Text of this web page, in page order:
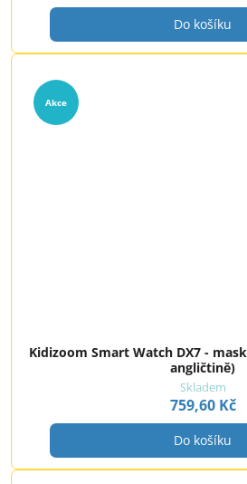
Do košíku
Akce
Kidizoom Smart Watch DX7 -
angličtině)
Skladem
759,60 Kč
Do košíku